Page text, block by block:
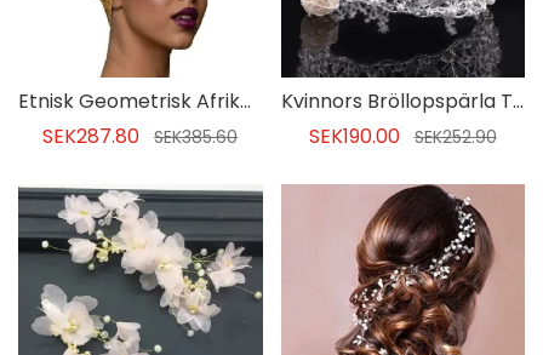
Etnisk Geometrisk Afrikansk Mönstrad Halsduk För Kvinnor
SEK287.80
SEK385.60
Kvinnors Bröllopspärla Tiara Hårtillbehör
SEK190.00 SEK252.90